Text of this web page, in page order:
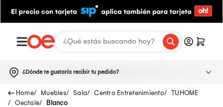
¿Dónde te gustaría recibir tu pedido?
Muebles Sala Centro Entretenimiento
TUHOME
Oechsle
Blanco